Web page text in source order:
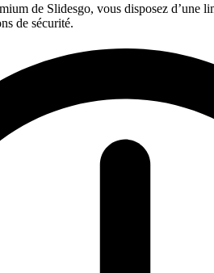
de Slidesgo, vous disposez d’une
de sécurité.